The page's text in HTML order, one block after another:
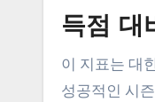
득점 대
이 지표는 대
성공적인 시